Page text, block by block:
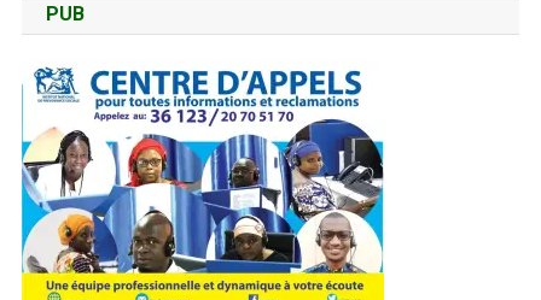
PUB